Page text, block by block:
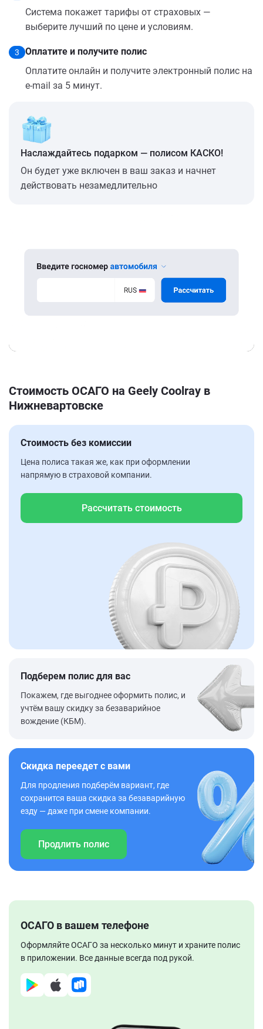
Система покажет тарифы от страховых —
выберите лучший по цене и условиям.
3
Оплатите и получите полис
Оплатите онлайн и получите электронный полис на
e-mail за 5 минут.
Наслаждайтесь подарком — полисом КАСКО!
Он будет уже включен в ваш заказ и начнет
действовать незамедлительно
Стоимость ОСАГО на Geely Coolray в
Нижневартовске
Стоимость без комиссии
Цена полиса такая же, как при оформлении
напрямую в страховой компании.
Рассчитать стоимость
Подберем полис для вас
Покажем, где выгоднее оформить полис, и
учтём вашу скидку за безаварийное
вождение (КБМ).
Скидка переедет с вами
Для продления подберём вариант, где
сохранится ваша скидка за безаварийную
езду — даже при смене компании.
Продлить полис
ОСАГО в вашем телефоне
Оформляйте ОСАГО за несколько минут и храните полис
в приложении. Все данные всегда под рукой.